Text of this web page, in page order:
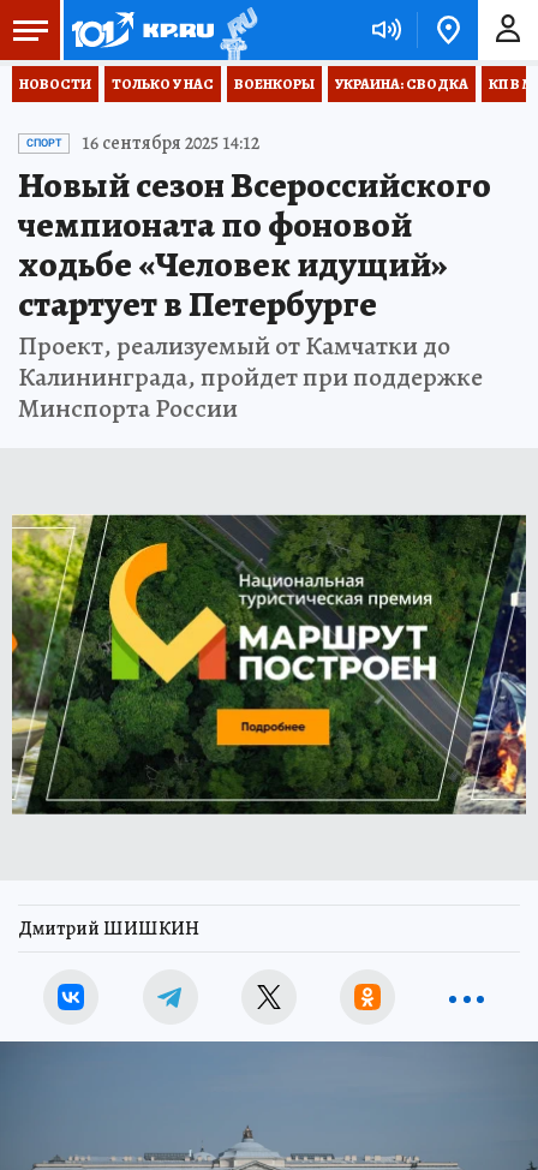
НОВОСТИ ТОЛЬКО У НАС ВОЕНКОРЫ УКРАИНА: СВОДКА КП В
СПОРТ 16 сентября 2025 14:12
Новый сезон Всероссийского
чемпионата по фоновой
ходьбе «Человек идущий»
стартует в Петербурге
Проект, реализуемый от Камчатки до
Калининграда, пройдет при поддержке
Минспорта России
Дмитрий ШИШКИН